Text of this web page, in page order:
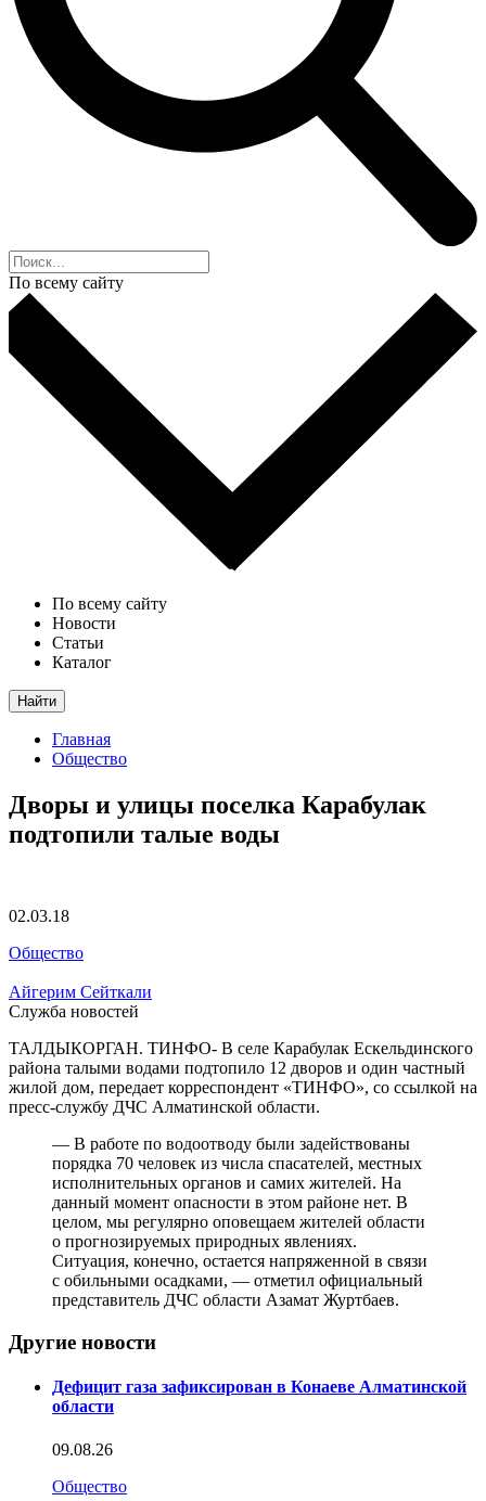
По всему сайту
По всему сайту
Новости
Статьи
Каталог
Найти
Главная
Общество
Дворы и улицы поселка Карабулак
подтопили талые воды
02.03.18
Общество
Айгерим Сейткали
Служба новостей
ТАЛДЫКОРГАН. ТИНФО- В селе Карабулак Ескельдинского
района талыми водами подтопило 12 дворов и один частный
жилой дом, передает корреспондент «ТИНФО», со ссылкой на
пресс-службу ДЧС Алматинской области.
— В работе по водоотводу были задействованы
порядка 70 человек из числа спасателей, местных
исполнительных органов и самих жителей. На
данный момент опасности в этом районе нет. В
целом, мы регулярно оповещаем жителей области
о прогнозируемых природных явлениях.
Ситуация, конечно, остается напряженной в связи
с обильными осадками, — отметил официальный
представитель ДЧС области Азамат Журтбаев.
Другие новости
Дефицит газа зафиксирован в Конаеве Алматинской
области
09.08.26
Общество